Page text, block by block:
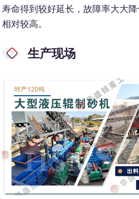
寿命得到较好延长，故障率大大
相对较高。
生产现场